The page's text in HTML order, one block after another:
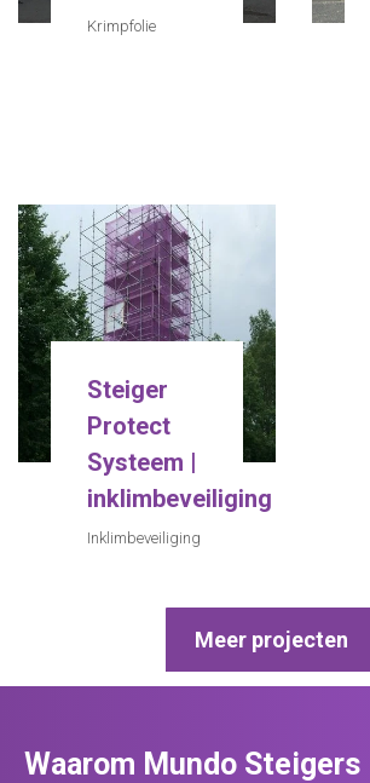
Krimpfolie
Steiger
Protect
Systeem |
inklimbeveiliging
Inklimbeveiliging
Meer projecten
Waarom Mundo Steigers